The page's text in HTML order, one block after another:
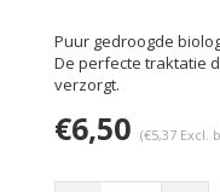
Puur gedroogde
De perfecte traktatie
verzorgt.
€6,50 (€5,37 Excl.